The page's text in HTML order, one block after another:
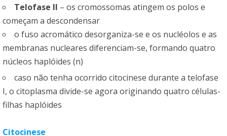
Telofase II – os cromossomas atingem os polos e
começam a descondensar
o fuso acromático desorganiza-se e os nucléolos e as
membranas nucleares diferenciam-se, formando quatro
núcleos haplóides (n)
caso não tenha ocorrido citocinese durante a telofase
I, o citoplasma divide-se agora originando quatro células-
filhas haplóides
Citocinese